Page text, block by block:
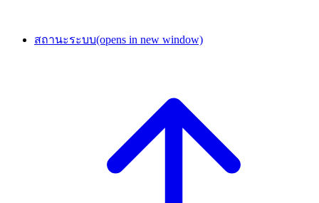
สถานะระบบ(opens in new window)